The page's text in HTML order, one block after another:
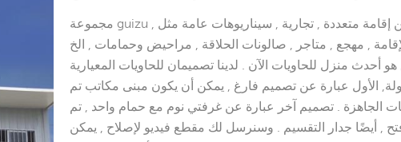
مجموعة guizu , فئات كاملة من المنتجات تنطبق على أماكن إقامة متعددة , تجارية , سيناريوهات عامة مثل
منزل للحاويات الآن . لدينا تصميمان للحاويات المعيارية
الأول عبارة عن تصميم فارغ , يمكن أن يكون مبنى مكاتب تم
الجاهزة . تصميم آخر عبارة عن غرفتي نوم مع حمام واحد , تم
, أيضًا جدار التقسيم . وسنرسل لك مقطع فيديو لإصلاح , يمكن